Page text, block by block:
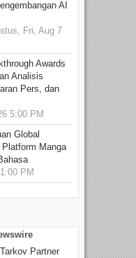
AI
Fri, Aug 7
Awards
Analisis
Pers, dan
5:00 PM
Global
Manga
PM
Partner